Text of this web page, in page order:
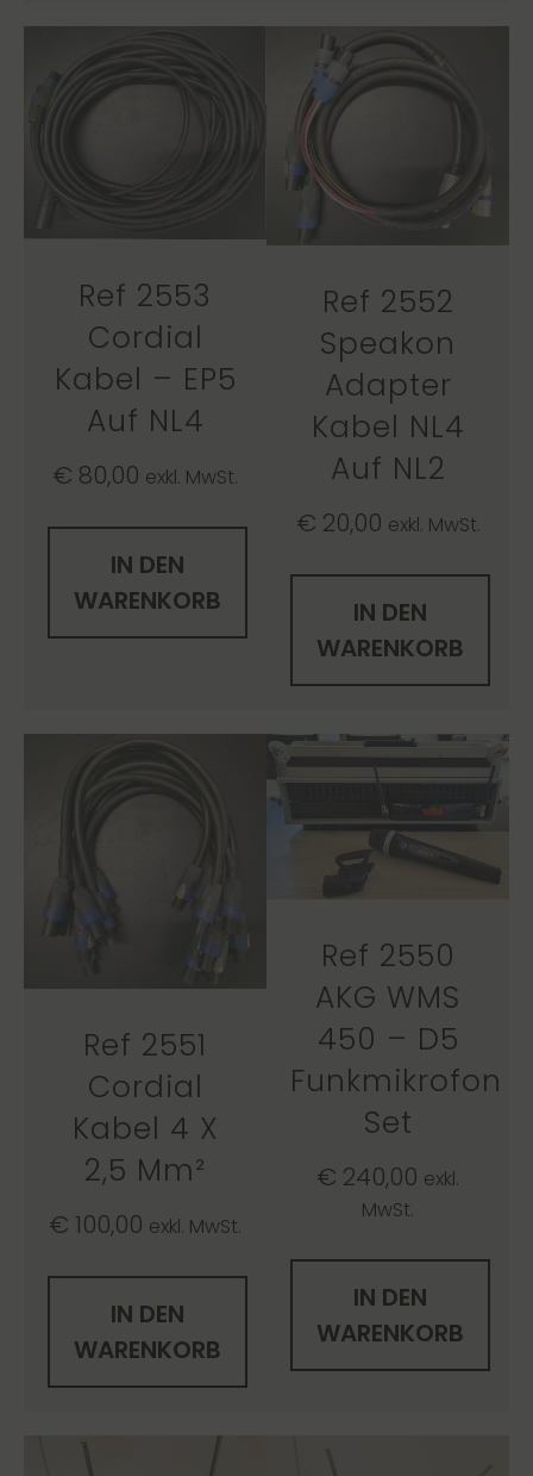
Ref 2553
Cordial
Kabel – EP5
Auf NL4
€ 80,00 exkl. MwSt.
IN DEN
WARENKORB
Ref 2552
Speakon
Adapter
Kabel NL4
Auf NL2
€ 20,00 exkl. MwSt.
IN DEN
WARENKORB
Ref 2551
Cordial
Kabel 4 X
2,5 Mm²
€ 100,00 exkl. MwSt.
IN DEN
WARENKORB
Ref 2550
AKG WMS
450 – D5
Funkmikrofon
Set
€ 240,00 exkl.
MwSt.
IN DEN
WARENKORB